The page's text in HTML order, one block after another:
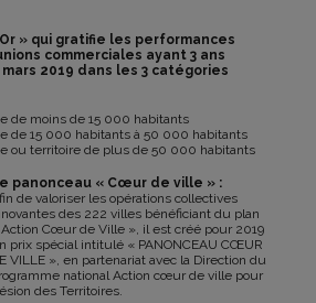
» qui gratifie les performances
commerciales ayant 3 ans
2019 dans les 3 catégories
de moins de 15 000 habitants
de 15 000 habitants à 50 000 habitants
ou territoire de plus de 50 000 habitants
panonceau « Cœur de ville » :
de valoriser les opérations collectives
des 222 villes bénéficiant du plan
Action Cœur de Ville », il est créé pour 2019
prix spécial intitulé « PANONCEAU CŒUR
VILLE », en partenariat avec la Direction du
national Action cœur de ville pour
des Territoires.